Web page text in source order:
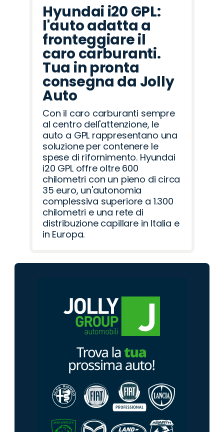
Hyundai i20 GPL:
l'auto adatta a
fronteggiare il
caro carburanti.
Tua in pronta
consegna da Jolly
Auto
Con il caro carburanti sempre
al centro dell'attenzione, le
auto a GPL rappresentano una
soluzione per contenere le
spese di rifornimento. Hyundai
i20 GPL offre oltre 600
chilometri con un pieno di circa
35 euro, un'autonomia
complessiva superiore a 1.300
chilometri e una rete di
distribuzione capillare in Italia e
in Europa.